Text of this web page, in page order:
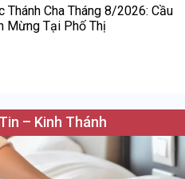
Thánh Cha Tháng 8/2026: Cầu
Mừng Tại Phố Thị
– Kinh Thánh